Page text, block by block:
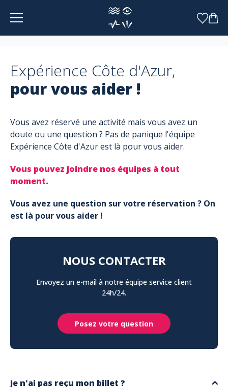
Panneau de gestion des cookies
Expérience Côte d'Azur,
pour vous aider !
Vous avez réservé une activité mais vous avez un
doute ou une question ? Pas de panique l'équipe
Expérience Côte d'Azur est là pour vous aider.
Vous pouvez joindre nos équipes à tout
moment.
Vous avez une question sur votre réservation ? On
est là pour vous aider !
NOUS CONTACTER
Envoyez un e-mail à notre équipe service client
24h/24.
Posez votre question
Je n'ai pas reçu mon billet ?